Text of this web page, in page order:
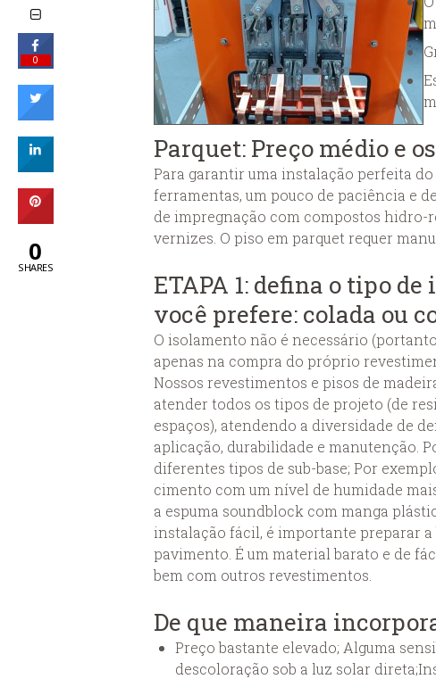
Parquet: Preço médio e
Para garantir uma instalação perfeita
ferramentas, um pouco de paciência e
de impregnação com compostos hidro-
vernizes. O piso em parquet requer
ETAPA 1: defina o tipo
você prefere: colada ou
O isolamento não é necessário
apenas na compra do próprio
Nossos revestimentos e pisos de
atender todos os tipos de projeto (de
espaços), atendendo a diversidade de
aplicação, durabilidade e manutenção.
diferentes tipos de sub-base; Por
cimento com um nível de humidade
a espuma soundblock com manga
instalação fácil, é importante preparar a
pavimento. É um material barato e de
bem com outros revestimentos.
De que maneira
Preço bastante elevado; Alguma
descoloração sob a luz solar
0
0
SHARES